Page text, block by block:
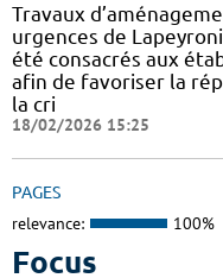
Travaux
urgences de
été consacrés aux
afin de favoriser la
la cri
18/02/2026 15:25
PAGES
relevance: 100%
Focus